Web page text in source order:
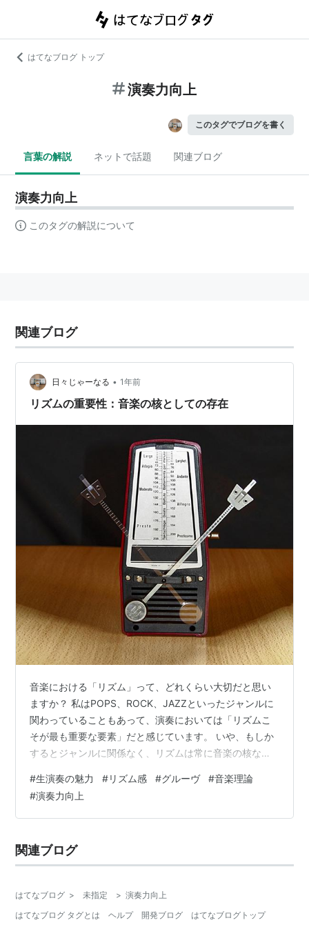
はてなブログ トップ
演奏力向上
このタグでブログを書く
言葉の解説 ネットで話題 関連ブログ
演奏力向上
このタグの解説について
関連ブログ
日々じゃーなる • 1年前
リズムの重要性：音楽の核としての存在
音楽における「リズム」って、どれくらい大切だと思い
ますか？ 私はPOPS、ROCK、JAZZといったジャンルに
関わっていることもあって、演奏においては「リズムこ
そが最も重要な要素」だと感じています。 いや、もしか
するとジャンルに関係なく、リズムは常に音楽の核なの
ン（音を外すこと）よりも、リズムがズレることの方が
罪が重い。 そんなふうにすら思っています。 すると、た
まにこんな反論をいただきます。 「リズムがピッタリで
か？」 その気持ち、よくわかります。 でも、ちょっと待
ってください。 私は生演奏…
#生演奏の魅力 #リズム感 #グルーヴ #音楽理論
#演奏力向上
関連ブログ
はてなブログ > 未指定 > 演奏力向上
はてなブログ タグとは
ヘルプ 開発ブログ はてなブログトップ